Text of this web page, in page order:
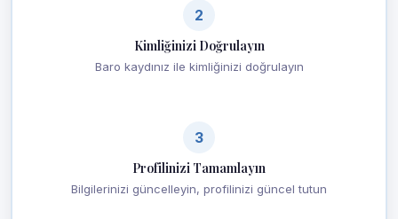
2
Kimliğinizi Doğrulayın
Baro kaydınız ile kimliğinizi doğrulayın
3
Profilinizi Tamamlayın
Bilgilerinizi güncelleyin, profilinizi güncel tutun